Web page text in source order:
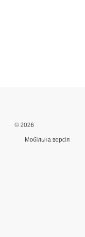
© 2026
Мобільна версія